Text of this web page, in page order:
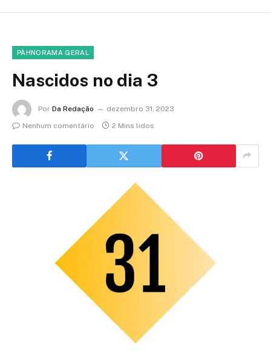
PÀHNORAMA GERAL
Nascidos no dia 3
Por Da Redação
dezembro 31, 2023
Nenhum comentário
2 Mins lidos